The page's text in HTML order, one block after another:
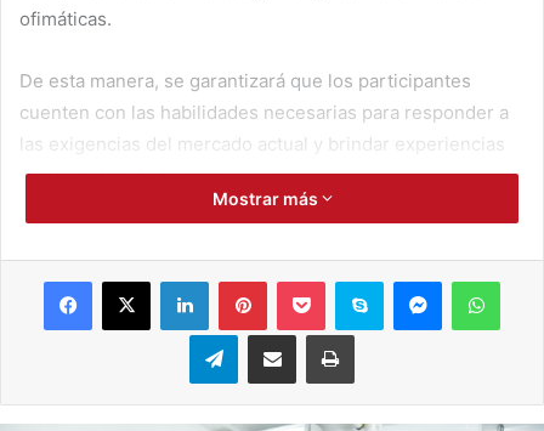
ofimáticas.
De esta manera, se garantizará que los participantes
cuenten con las habilidades necesarias para responder a
las exigencias del mercado actual y brindar experiencias
de alta calidad a los visitantes.
gobierno departamental con el fortalecimiento del turismo
en Magdalena, impulsando el crecimiento económico y el
bienestar de la comunidad.
certificados por el Sena. Las inscripciones están abiertas
Mostrar más
Telegram Compartir por correo electrónico Imprimir